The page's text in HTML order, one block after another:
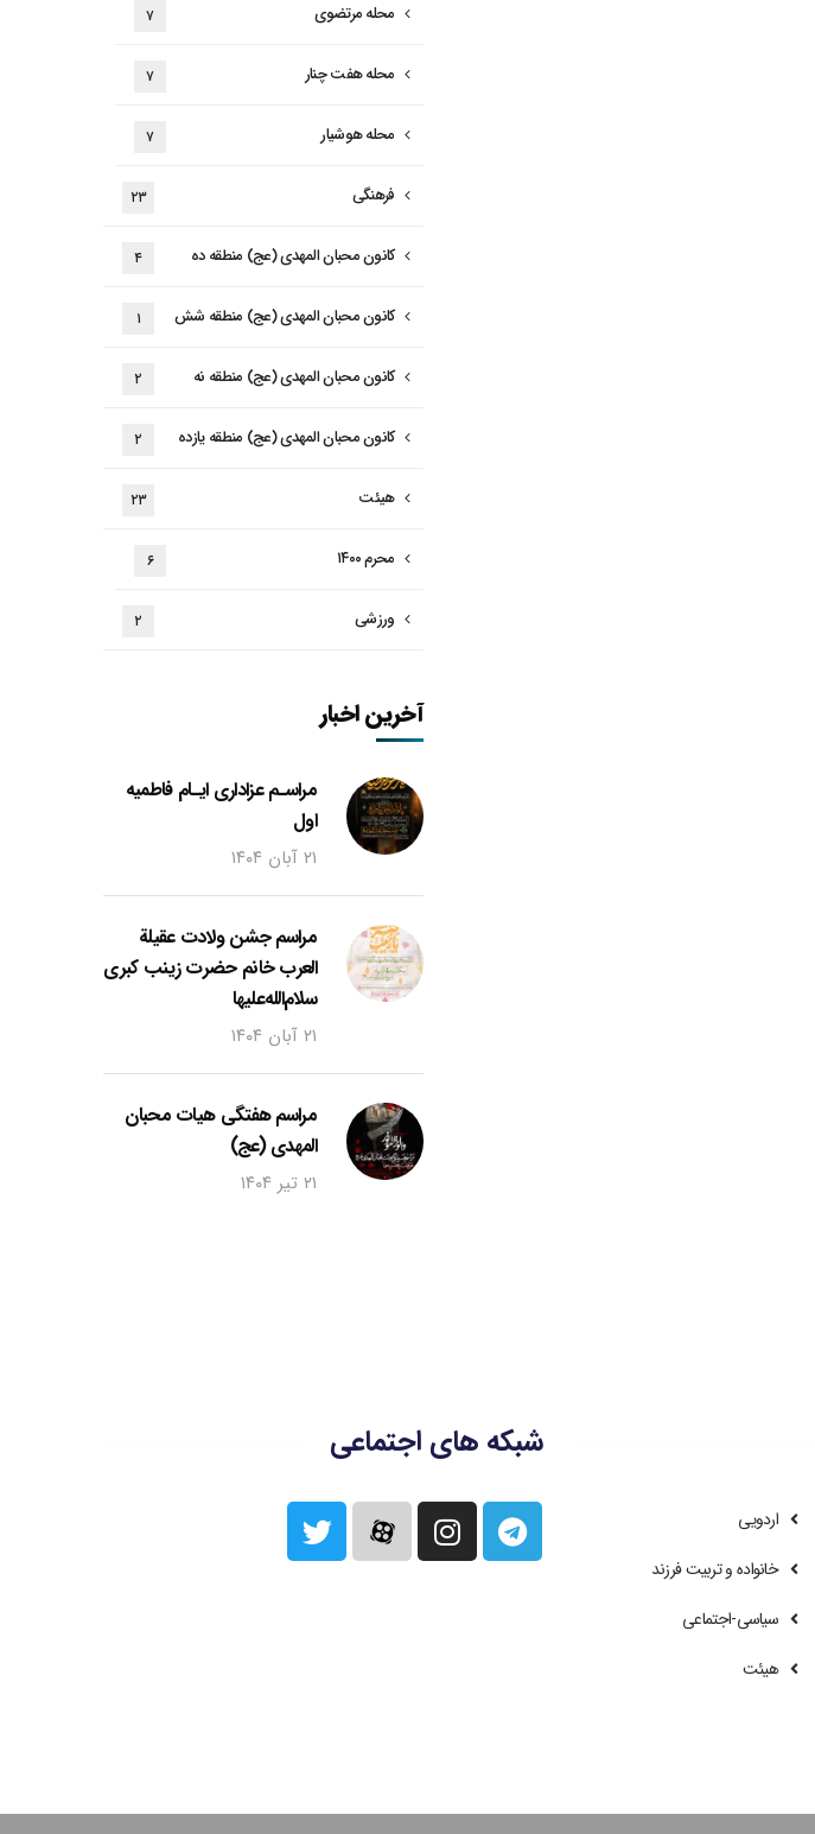
محله مرتضوی ۷
محله هفت چنار ۷
محله هوشیار ۷
فرهنگی ۲۳
کانون محبان المهدی (عج) منطقه ده ۴
کانون محبان المهدی (عج) منطقه شش ۱
کانون محبان المهدی (عج) منطقه نه ۲
کانون محبان المهدی (عج) منطقه یازده ۲
هیئت ۲۳
محرم ۱۴۰۰ ۶
ورزشی ۲
آخرین اخبار
مراسـم عزاداری ایـام فاطمیه
اول
۲۱ آبان ۱۴۰۴
مراسم جشن ولادت عقیلة
العرب خانم حضرت زینب کبری
سلام‌الله‌علیها
۲۱ آبان ۱۴۰۴
مراسم هفتگی هیات محبان
المهدی (عج)
۲۱ تیر ۱۴۰۴
اردویی
خانواده و تربیت فرزند
سیاسی-اجتماعی
هیئت
شبکه های اجتماعی